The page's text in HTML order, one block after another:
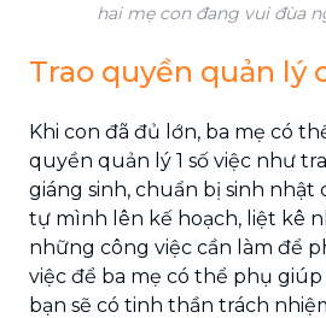
hai mẹ con đang vui đùa
Trao quyền quản lý
Khi con đã đủ lớn, ba mẹ có
quyền quản lý 1 số việc như
giáng sinh, chuẩn bị sinh nhật
tự mình lên kế hoạch, liệt kê
những công việc cần làm để
việc để ba mẹ có thể phụ giúp
bạn sẽ có tinh thần trách